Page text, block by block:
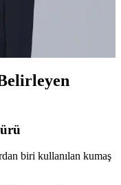
uygun modelleri,
ve tarzda ideal
biri kullanılan kumaş